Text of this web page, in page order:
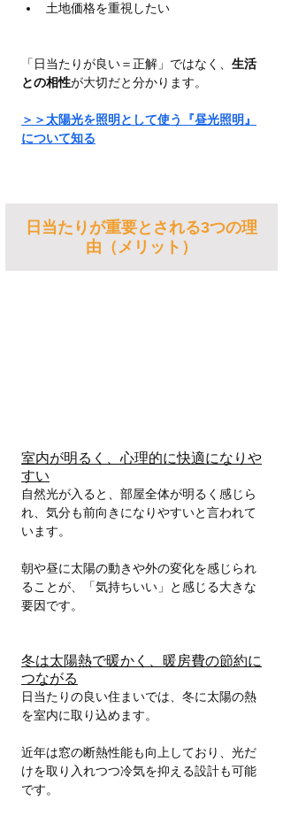
土地価格を重視したい
「日当たりが良い＝正解」ではなく、 生活
との相性が大切だと分かります。
＞＞太陽光を照明として使う『昼光照明』
について知る
日当たりが重要とされる3つの理
由（メリット）
室内が明るく、心理的に快適になりや
すい
自然光が入ると、部屋全体が明るく感じら
れ、気分も前向きになりやすいと言われて
います。
朝や昼に太陽の動きや外の変化を感じられ
ることが、「気持ちいい」と感じる大きな
要因です。
冬は太陽熱で暖かく、暖房費の節約に
つながる
日当たりの良い住まいでは、冬に太陽の熱
を室内に取り込めます。
近年は窓の断熱性能も向上しており、光だ
けを取り入れつつ冷気を抑える設計も可能
です。